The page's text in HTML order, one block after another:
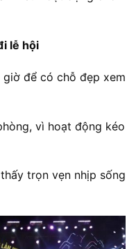
lễ hội
để có chỗ đẹp xem
vì hoạt động kéo
trọn vẹn nhịp sống